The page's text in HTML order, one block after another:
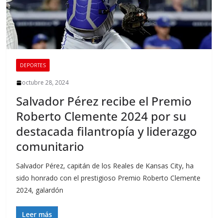
DEPORTES
octubre 28, 2024
Salvador Pérez recibe el Premio
Roberto Clemente 2024 por su
destacada filantropía y liderazgo
comunitario
Salvador Pérez, capitán de los Reales de Kansas City, ha
sido honrado con el prestigioso Premio Roberto Clemente
2024, galardón
Leer más